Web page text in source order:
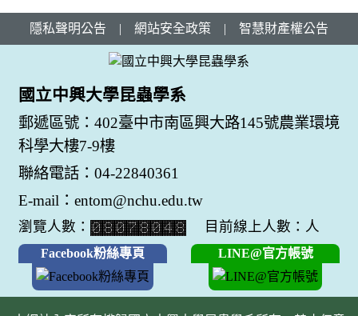
隱私聲明公告 | 網站安全政策 | 智慧財產權公告
國立中興大學昆蟲學系
郵遞區號：402臺中市南區興大路145號農業環境
科學大樓7-9樓
聯絡電話：04-22840361
E-mail：entom@nchu.edu.tw
瀏覽人數： 目前線上人數：人
Facebook粉絲專頁 LINE@官方帳號